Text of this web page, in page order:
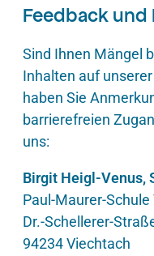
Feedback und
Sind Ihnen Mängel
Inhalten auf
haben Sie
barrierefreien
uns:
Birgit Heigl-Venus,
Paul-Maurer-
Dr.-Schellerer-
94234 Viechtach